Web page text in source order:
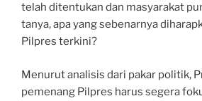
telah ditentukan dan masyarakat
tanya, apa yang sebenarnya
Pilpres terkini?
Menurut analisis dari pakar politik,
pemenang Pilpres harus segera